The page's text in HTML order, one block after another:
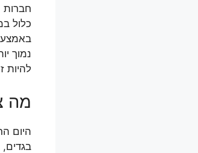
חברות
כלול
באמצע
נמוך
להיות
מה
היום